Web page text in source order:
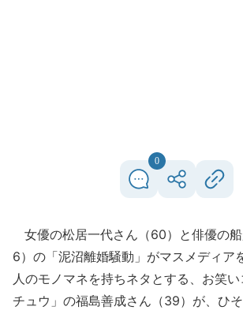
0
女優の松居一代さん（60）と俳優の
6）の「泥沼離婚騒動」がマスメディア
人のモノマネを持ちネタとする、お笑い
チュウ」の福島善成さん（39）が、ひ